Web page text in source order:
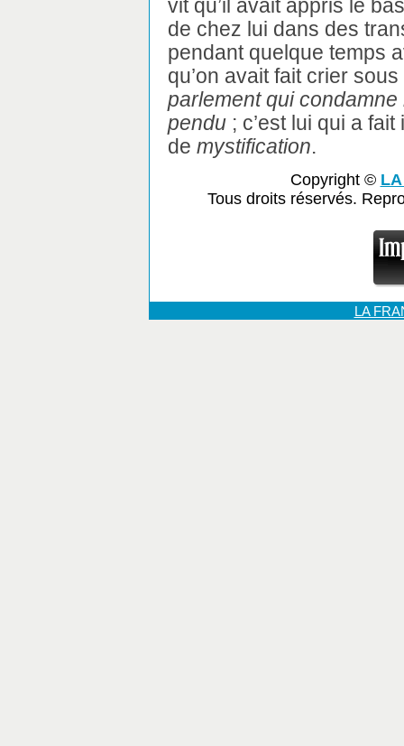
vit qu’il avait appris le
de chez lui dans des
pendant quelque temps
qu’on avait fait crier
parlement qui
pendu ; c’est lui qui a
de mystification.
Copyright ©
Tous droits réservés.
LA